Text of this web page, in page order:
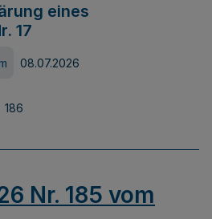
eines
17
08.07.2026
186
Nr. 185 vom